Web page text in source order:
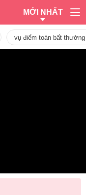
MỚI NHẤT
vụ điểm toán bất